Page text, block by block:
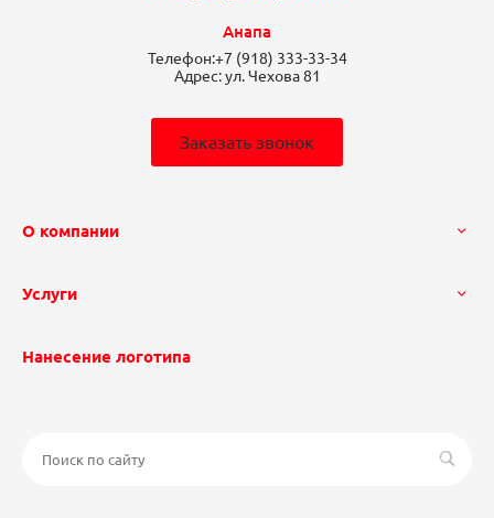
Анапа
Телефон:+7 (918) 333-33-34
Адрес:ул. Чехова 81
Заказать звонок
О компании
Услуги
Нанесение логотипа